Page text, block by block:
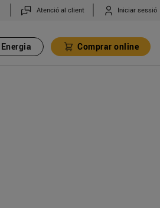
Atenció al client Iniciar sessió
Energia Comprar online